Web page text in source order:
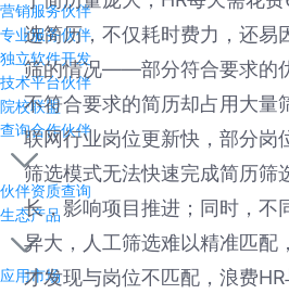
营销服务伙伴
专业服务伙伴
独立软件开发
技术平台伙伴
院校联盟
查询合作伙伴
伙伴资质查询
生态产品
应用市场
选简历，不仅耗时费力，还易
筛的情况——部分符合要求的
不符合要求的简历却占用大量
联网行业岗位更新快，部分岗
筛选模式无法快速完成简历筛
长，影响项目推进；同时，不
异大，人工筛选难以精准匹配
才发现与岗位不匹配，浪费HR